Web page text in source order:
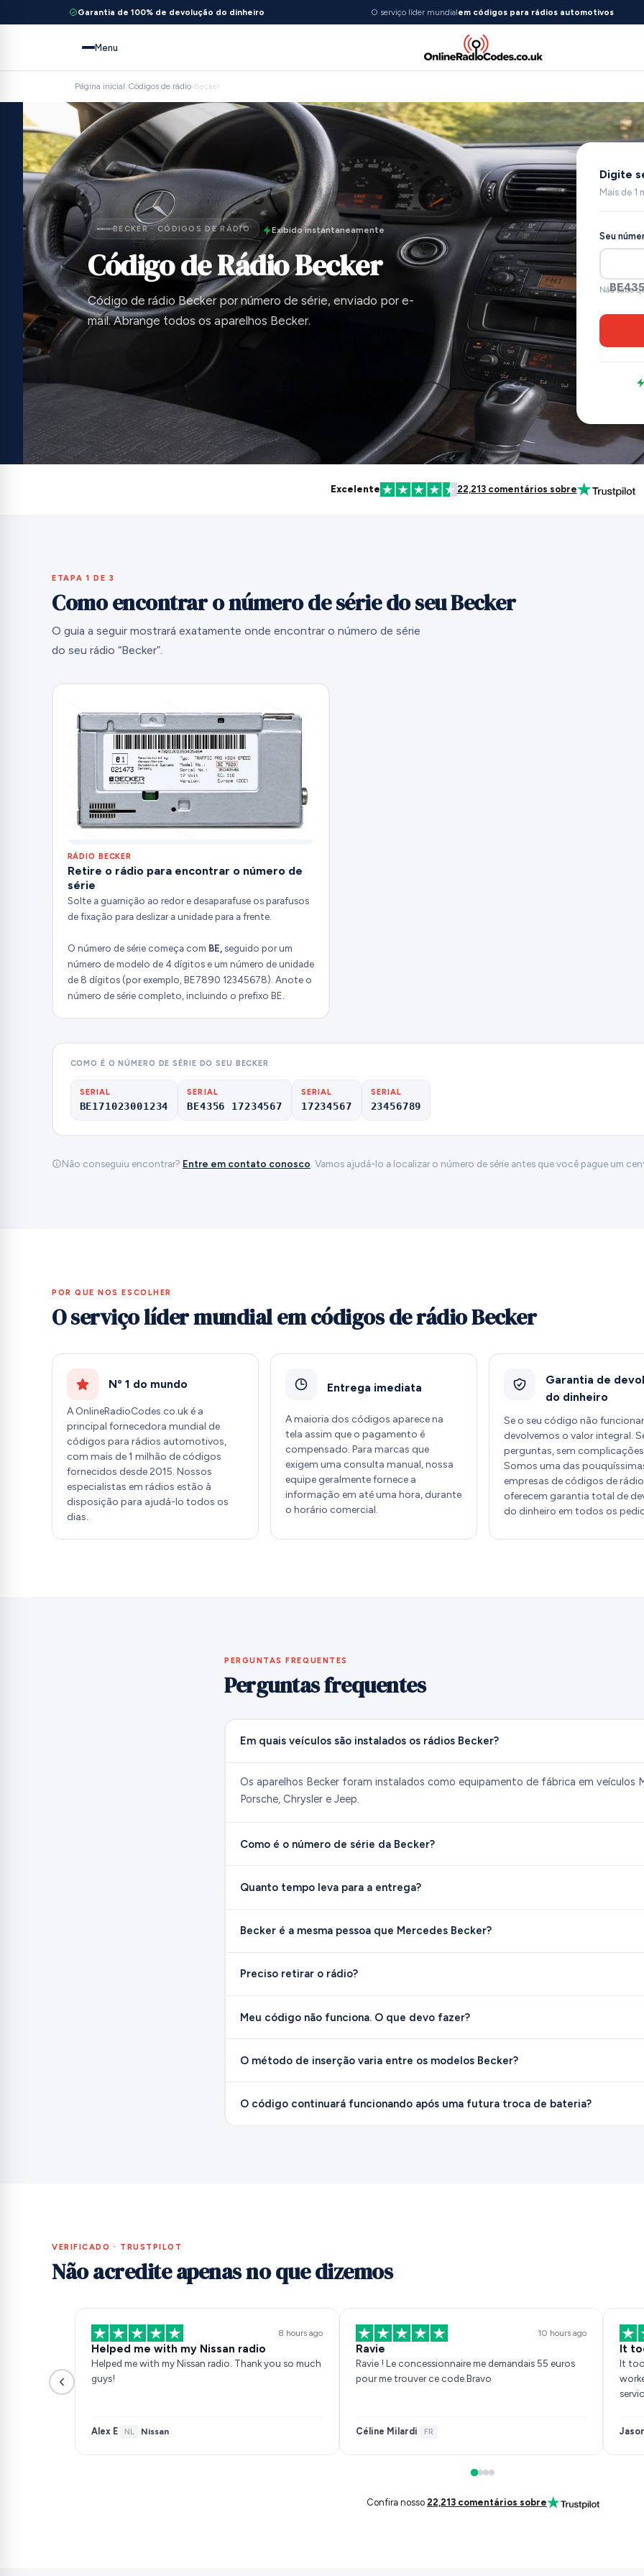
Garantia de 100% de devolução do dinheiro O serviço líder mundialem códigos para rádios automotivos
Menu
Página inicial›Códigos de rádio›Becker
BECKER · CÓDIGOS DE RÁDIO Exibido instantaneamente
Código de Rádio Becker
Código de rádio Becker por número de série, enviado por e-
mail. Abrange todos os aparelhos Becker.
Digite
Mais de 1
Seu
Não sabe
Excelente 22,213 comentários sobre
ETAPA 1 DE 3
Como encontrar o número de série do seu Becker
O guia a seguir mostrará exatamente onde encontrar o número de série
do seu rádio “Becker”.
RÁDIO BECKER
Retire o rádio para encontrar o número de
série
Solte a guarnição ao redor e desaparafuse os parafusos
de fixação para deslizar a unidade para a frente.
O número de série começa com BE,seguido por um
número de modelo de 4 dígitos e um número de unidade
de 8 dígitos (por exemplo, BE7890 12345678). Anote o
número de série completo, incluindo o prefixo BE.
COMO É O NÚMERO DE SÉRIE DO SEU BECKER
SERIAL
BE171023001234
SERIAL
BE4356 17234567
SERIAL
17234567
SERIAL
23456789
Não conseguiu encontrar? Entre em contato conosco . Vamos ajudá-lo a localizar o número de série antes que você pague um
POR QUE NOS ESCOLHER
O serviço líder mundial em códigos de rádio Becker
Nº 1 do mundo
A OnlineRadioCodes.co.uk é a
principal fornecedora mundial de
códigos para rádios automotivos,
com mais de 1 milhão de códigos
fornecidos desde 2015. Nossos
especialistas em rádios estão à
disposição para ajudá-lo todos os
dias.
Entrega imediata
A maioria dos códigos aparece na
tela assim que o pagamento é
compensado. Para marcas que
exigem uma consulta manual, nossa
equipe geralmente fornece a
informação em até uma hora, durante
o horário comercial.
Garantia de
do dinheiro
Se o seu código não
devolvemos o valor integral.
perguntas, sem
Somos uma das
empresas de códigos de
oferecem garantia total de
do dinheiro em todos os
PERGUNTAS FREQUENTES
Perguntas frequentes
Em quais veículos são instalados os rádios Becker?
Os aparelhos Becker foram instalados como equipamento de fábrica em veículos
Porsche, Chrysler e Jeep.
Como é o número de série da Becker?
Quanto tempo leva para a entrega?
Becker é a mesma pessoa que Mercedes Becker?
Preciso retirar o rádio?
Meu código não funciona. O que devo fazer?
O método de inserção varia entre os modelos Becker?
O código continuará funcionando após uma futura troca de bateria?
VERIFICADO · TRUSTPILOT
Não acredite apenas no que dizemos
8 hours ago
Helped me with my Nissan radio
Helped me with my Nissan radio. Thank you so much
guys!
Alex E· NL ·Nissan
10 hours ago
Ravie
Ravie ! Le concessionnaire me demandais 55 euros
pour me trouver ce code.Bravo
Céline Milardi· FR
It
It
worked
Confira nosso 22,213 comentários sobre